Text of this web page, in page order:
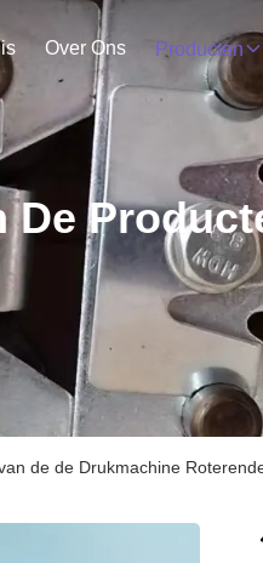
Over Ons Producten
De
de de Drukmachine